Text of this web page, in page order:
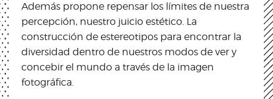
Además propone repensar los límites de nuestra
percepción, nuestro juicio estético. La
construcción de estereotipos para encontrar la
diversidad dentro de nuestros modos de ver y
concebir el mundo a través de la imagen
fotográfica.